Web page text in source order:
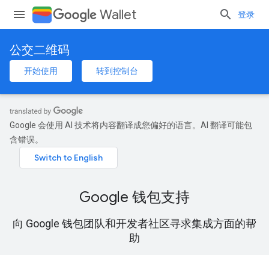
Wallet 登录
公交二维码
开始使用 转到控制台
Google 会使用 AI 技术将内容翻译成您偏好的语言。AI 翻译可能包
含错误。
Google 钱包支持
向 Google 钱包团队和开发者社区寻求集成方面的帮
助